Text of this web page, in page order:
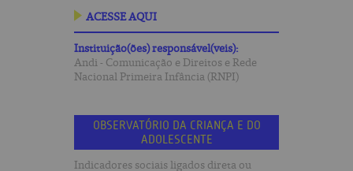
ACESSE AQUI
Instituição(ões) responsável(veis):
Andi - Comunicação e Direitos e Rede
Nacional Primeira Infância (RNPI)
OBSERVATÓRIO DA CRIANÇA E DO
ADOLESCENTE
Indicadores sociais ligados direta ou